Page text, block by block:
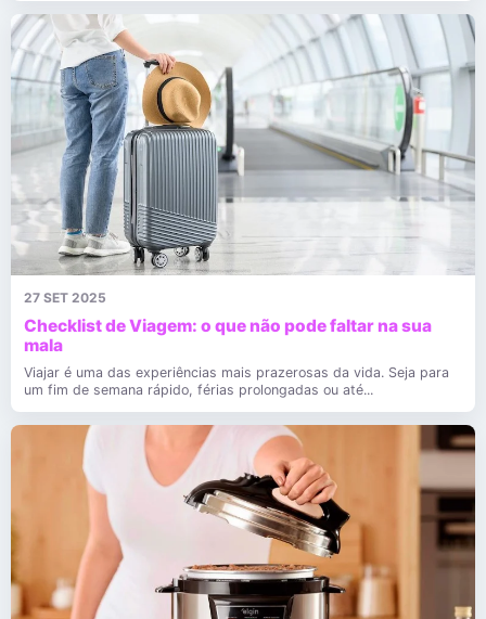
27 SET 2025
Checklist de Viagem: o que não pode faltar na sua
mala
Viajar é uma das experiências mais prazerosas da vida. Seja para
um fim de semana rápido, férias prolongadas ou até...